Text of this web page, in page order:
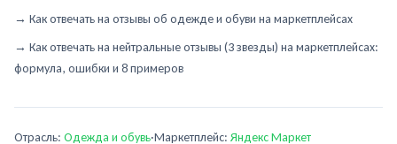
→ Как отвечать на отзывы об одежде и обуви на маркетплейсах
→ Как отвечать на нейтральные отзывы (3 звезды) на маркетплейсах:
формула, ошибки и 8 примеров
Отрасль: Одежда и обувь·Маркетплейс: Яндекс Маркет